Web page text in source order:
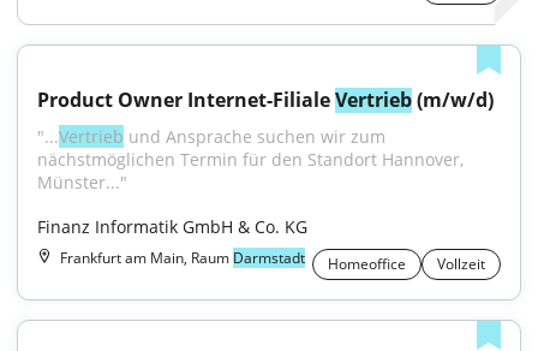
Product Owner Internet-Filiale Vertrieb (m/w/d)
"...Vertrieb und Ansprache suchen wir zum
nächstmöglichen Termin für den Standort Hannover,
Münster..."
Finanz Informatik GmbH & Co. KG
Frankfurt am Main, Raum Darmstadt Homeoffice Vollzeit